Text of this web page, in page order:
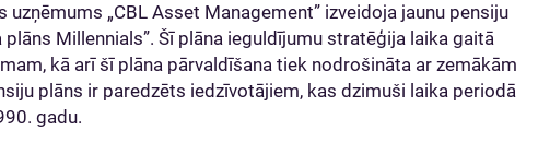
uzņēmums „CBL Asset Management” izveidoja jaunu pensiju
plāns Millennials”. Šī plāna ieguldījumu stratēģija laika gaitā
kā arī šī plāna pārvaldīšana tiek nodrošināta ar zemākām
plāns ir paredzēts iedzīvotājiem, kas dzimuši laika periodā
gadu.